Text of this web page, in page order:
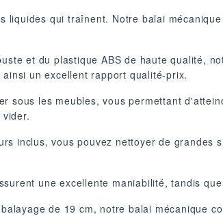
liquides qui traînent. Notre balai
et du plastique ABS de haute qualité,
un excellent rapport qualité-prix.
sous les meubles, vous permettant
inclus, vous pouvez nettoyer de grandes
une excellente maniabilité, tandis
de 19 cm, notre balai mécanique